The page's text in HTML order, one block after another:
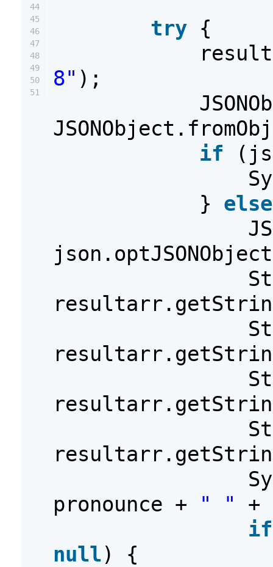
44
45
46
47
48
49
50
51
try {
8" );
if
} else
pronounce +
" "
+
if
null) {